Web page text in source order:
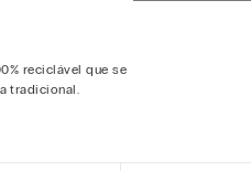
reciclável que se
tradicional.